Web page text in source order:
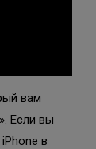
вам
Если вы
в